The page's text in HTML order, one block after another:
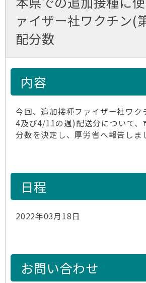
ァイザー社ワクチン(
配分数
内容
今回、追加接種ファイザー社ワ
4及び4/11の週)配送分について、
分数を決定し、厚労省へ報告しま
日程
2022年03月18日
お問い合わせ